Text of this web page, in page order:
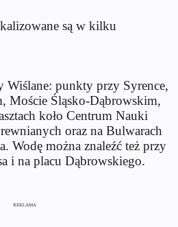
są w kilku
Wiślane: punkty przy Syrence,
Moście Śląsko-Dąbrowskim,
koło Centrum Nauki
oraz na Bulwarach
Wodę można znaleźć też przy
i na placu Dąbrowskiego.
REKLAMA